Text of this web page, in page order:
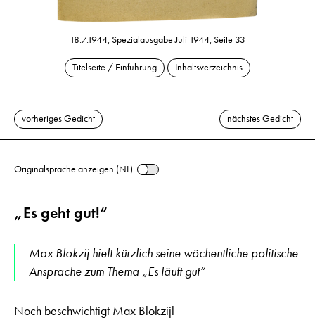
18.7.1944, Spezialausgabe Juli 1944, Seite 33
Titelseite / Einführung Inhaltsverzeichnis
vorheriges Gedicht nächstes Gedicht
Originalsprache anzeigen (NL)
„Es geht gut!“
Max Blokzij hielt kürzlich seine wöchentliche politische
Ansprache zum Thema „Es läuft gut“
Noch beschwichtigt Max Blokzijl